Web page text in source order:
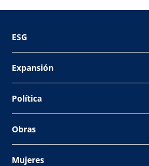
ESG
Expansión
Política
Obras
Mujeres